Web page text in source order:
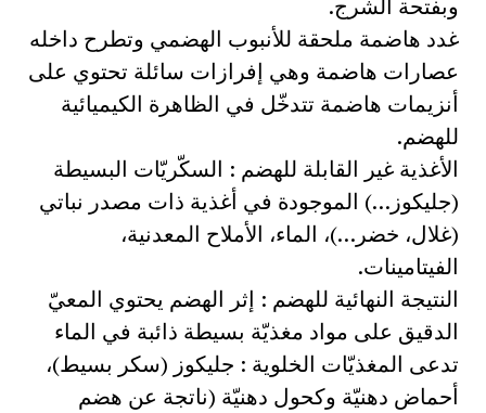
وبفتحة الشرج.
غدد هاضمة ملحقة للأنبوب الهضمي وتطرح داخله
عصارات هاضمة وهي إفرازات سائلة تحتوي على
أنزيمات هاضمة تتدخّل في الظاهرة الكيميائية
للهضم.
الأغذية غير القابلة للهضم : السكّريّات البسيطة
(جليكوز…) الموجودة في أغذية ذات مصدر نباتي
(غلال، خضر…)، الماء، الأملاح المعدنية،
الفيتامينات.
النتيجة النهائية للهضم : إثر الهضم يحتوي المعيّ
الدقيق على مواد مغذيّة بسيطة ذائبة في الماء
تدعى المغذيّات الخلوية : جليكوز (سكر بسيط)،
أحماض دهنيّة وكحول دهنيّة (ناتجة عن هضم